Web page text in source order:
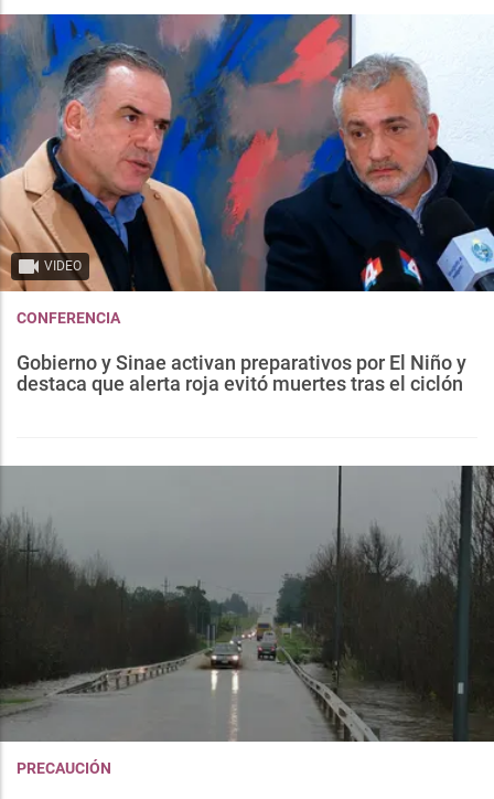
VIDEO
CONFERENCIA
Gobierno y Sinae activan preparativos por El Niño y
destaca que alerta roja evitó muertes tras el ciclón
PRECAUCIÓN